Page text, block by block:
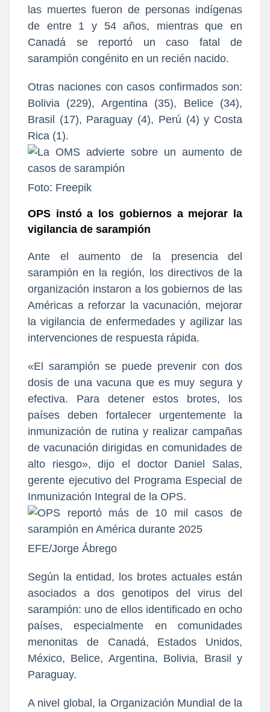
las muertes fueron de personas indígenas
de entre 1 y 54 años, mientras que en
Canadá se reportó un caso fatal de
sarampión congénito en un recién nacido.
Otras naciones con casos confirmados son:
Bolivia (229), Argentina (35), Belice (34),
Brasil (17), Paraguay (4), Perú (4) y Costa
Rica (1).
Foto: Freepik
OPS instó a los gobiernos a mejorar la
vigilancia de sarampión
Ante el aumento de la presencia del
sarampión en la región, los directivos de la
organización instaron a los gobiernos de las
Américas a reforzar la vacunación, mejorar
la vigilancia de enfermedades y agilizar las
intervenciones de respuesta rápida.
«El sarampión se puede prevenir con dos
dosis de una vacuna que es muy segura y
efectiva. Para detener estos brotes, los
países deben fortalecer urgentemente la
inmunización de rutina y realizar campañas
de vacunación dirigidas en comunidades de
alto riesgo», dijo el doctor Daniel Salas,
gerente ejecutivo del Programa Especial de
Inmunización Integral de la OPS.
EFE/Jorge Ábrego
Según la entidad, los brotes actuales están
asociados a dos genotipos del virus del
sarampión: uno de ellos identificado en ocho
países, especialmente en comunidades
menonitas de Canadá, Estados Unidos,
México, Belice, Argentina, Bolivia, Brasil y
Paraguay.
A nivel global, la Organización Mundial de la